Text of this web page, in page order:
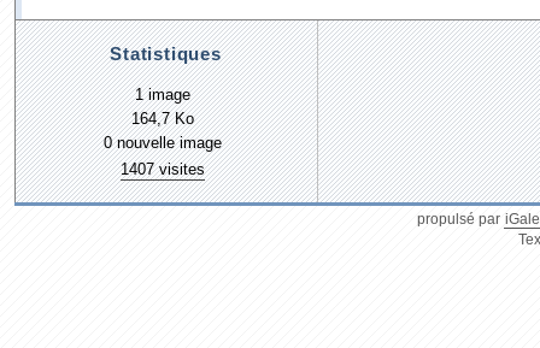
Statistiques
1 image
164,7 Ko
0 nouvelle image
1407 visites
propulsé par